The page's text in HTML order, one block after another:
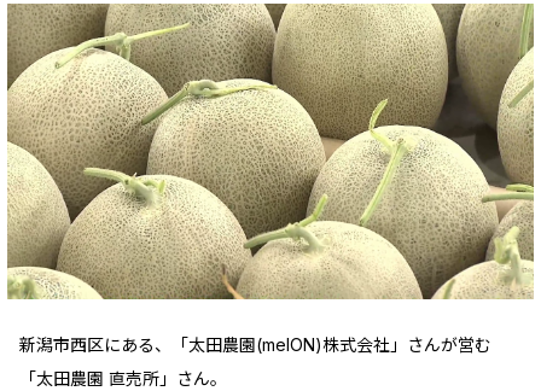
新潟市西区にある、「太田農園(melON)株式会社」さんが営む
「太田農園 直売所」さん。